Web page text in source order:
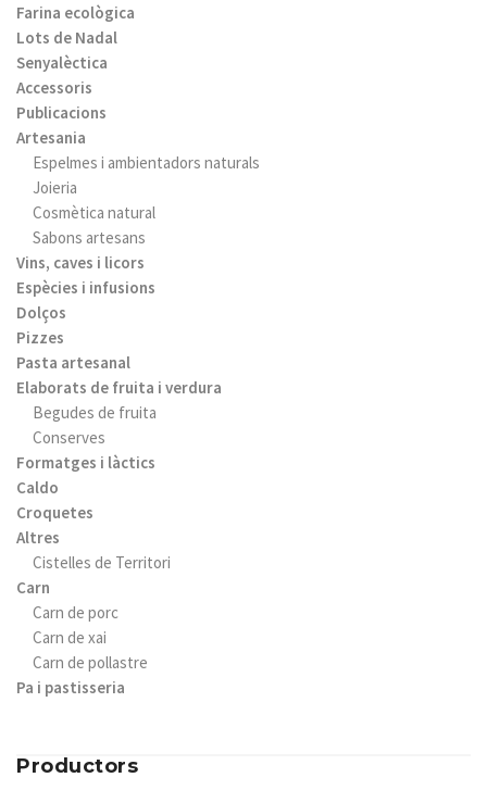
Farina ecològica
Lots de Nadal
Senyalèctica
Accessoris
Publicacions
Artesania
Espelmes i ambientadors naturals
Joieria
Cosmètica natural
Sabons artesans
Vins, caves i licors
Espècies i infusions
Dolços
Pizzes
Pasta artesanal
Elaborats de fruita i verdura
Begudes de fruita
Conserves
Formatges i làctics
Caldo
Croquetes
Altres
Cistelles de Territori
Carn
Carn de porc
Carn de xai
Carn de pollastre
Pa i pastisseria
Productors